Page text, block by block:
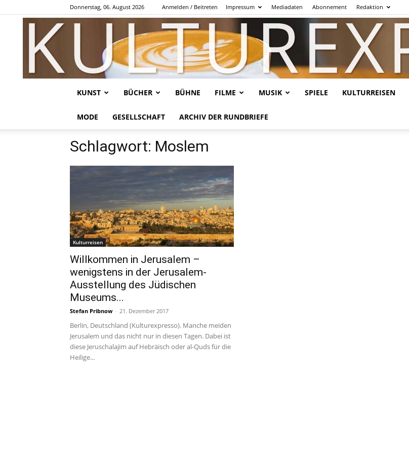
Donnerstag, 06. August 2026 Anmelden / Beitreten Impressum Mediadaten Abonnement Redaktion
KUNST BÜCHER BÜHNE FILME MUSIK SPIELE KULTURREISEN
MODE GESELLSCHAFT ARCHIV DER RUNDBRIEFE
Schlagwort: Moslem
Kulturreisen
Willkommen in Jerusalem –
wenigstens in der Jerusalem-
Ausstellung des Jüdischen
Museums...
Stefan Pribnow - 21. Dezember 2017
Berlin, Deutschland (Kulturexpresso). Manche meiden
Jerusalem und das nicht nur in diesen Tagen. Dabei ist
diese Jeruschalajim auf Hebräisch oder al-Quds für die
Heilige...